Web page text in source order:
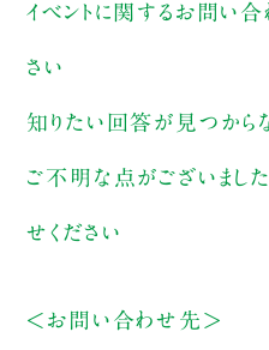
イベントに関するお問い
さい
知りたい回答が見つから
ご不明な点がございまし
せください
＜お問い合わせ先＞